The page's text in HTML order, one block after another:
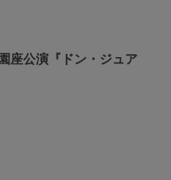
座公演『ドン・ジュア